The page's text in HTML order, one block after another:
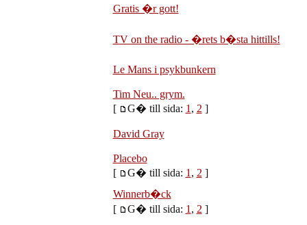
Gratis �r gott!
TV on the radio - �rets b�sta hittills!
Le Mans i psykbunkern
Tim Neu.. grym.
[
G� till sida: 1 , 2 ]
David Gray
Placebo
[
G� till sida: 1 , 2 ]
Winnerb�ck
[
G� till sida: 1 , 2 ]